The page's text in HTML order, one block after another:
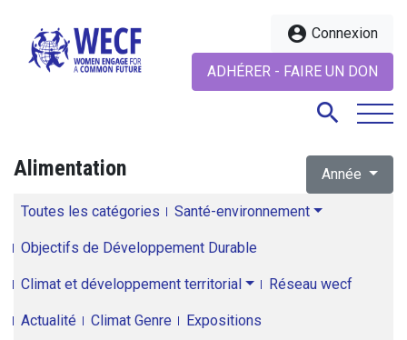
account_circle Connexion
ADHÉRER - FAIRE UN DON
search
Alimentation Année
Toutes les catégories Santé-environnement
Objectifs de Développement Durable
Climat et développement territorial Réseau wecf
Actualité Climat Genre Expositions